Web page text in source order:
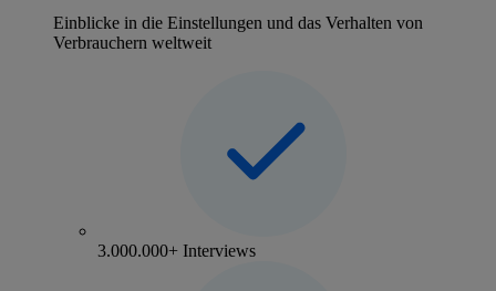
Einblicke in die Einstellungen und das Verhalten von
Verbrauchern weltweit
3.000.000+ Interviews